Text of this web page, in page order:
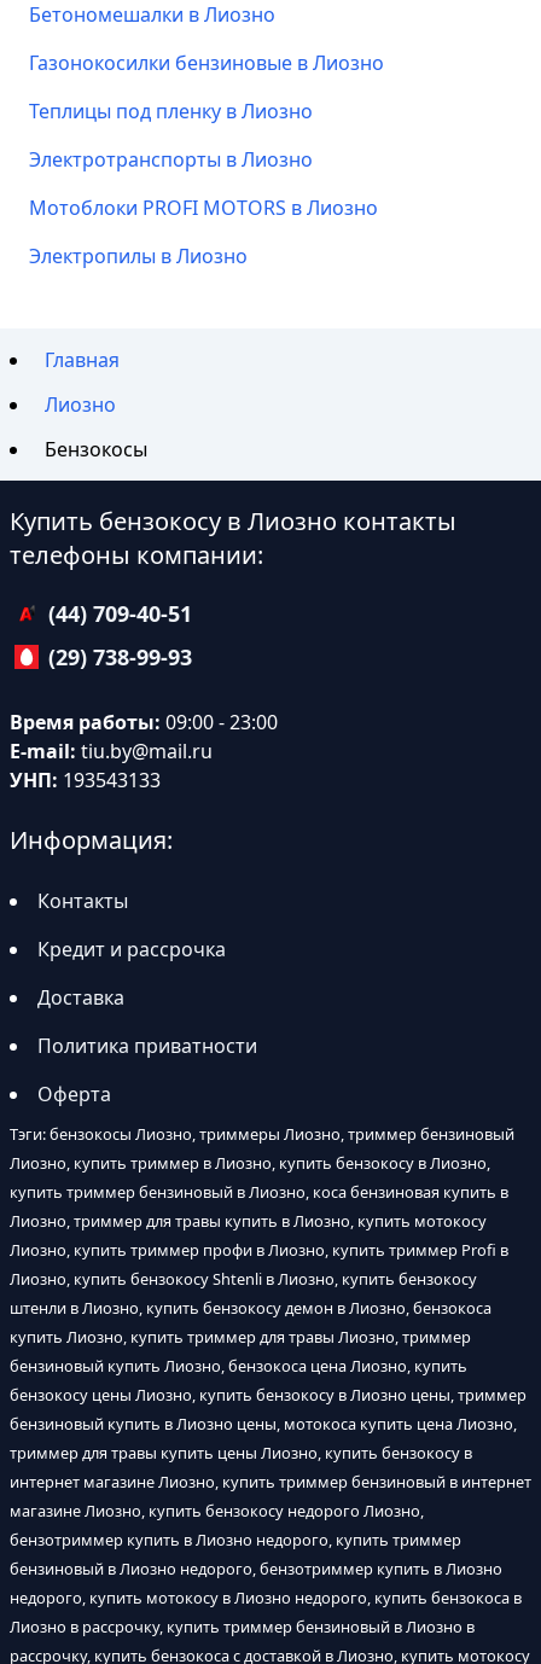
Бетономешалки в Лиозно
Газонокосилки бензиновые в Лиозно
Теплицы под пленку в Лиозно
Электротранспорты в Лиозно
Мотоблоки PROFI MOTORS в Лиозно
Электропилы в Лиозно
Главная
Лиозно
Бензокосы
Купить бензокосу в Лиозно контакты
телефоны компании:
(44) 709-40-51
(29) 738-99-93
Время работы: 09:00 - 23:00
E-mail: tiu.by@mail.ru
УНП: 193543133
Информация:
Контакты
Кредит и рассрочка
Доставка
Политика приватности
Оферта
Тэги: бензокосы Лиозно, триммеры Лиозно, триммер бензиновый
Лиозно, купить триммер в Лиозно, купить бензокосу в Лиозно,
купить триммер бензиновый в Лиозно, коса бензиновая купить в
Лиозно, триммер для травы купить в Лиозно, купить мотокосу
Лиозно, купить триммер профи в Лиозно, купить триммер Profi в
Лиозно, купить бензокосу Shtenli в Лиозно, купить бензокосу
штенли в Лиозно, купить бензокосу демон в Лиозно, бензокоса
купить Лиозно, купить триммер для травы Лиозно, триммер
бензиновый купить Лиозно, бензокоса цена Лиозно, купить
бензокосу цены Лиозно, купить бензокосу в Лиозно цены, триммер
бензиновый купить в Лиозно цены, мотокоса купить цена Лиозно,
триммер для травы купить цены Лиозно, купить бензокосу в
интернет магазине Лиозно, купить триммер бензиновый в интернет
магазине Лиозно, купить бензокосу недорого Лиозно,
бензотриммер купить в Лиозно недорого, купить триммер
бензиновый в Лиозно недорого, бензотриммер купить в Лиозно
недорого, купить мотокосу в Лиозно недорого, купить бензокоса в
Лиозно в рассрочку, купить триммер бензиновый в Лиозно в
рассрочку, купить бензокоса с доставкой в Лиозно, купить мотокосу